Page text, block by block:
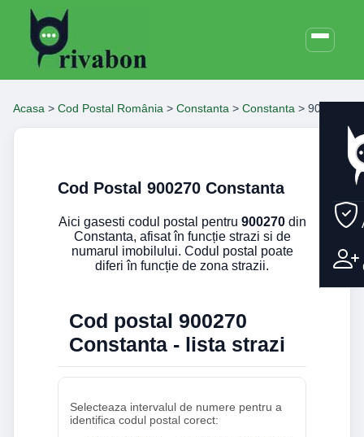
Acasa > Cod Postal România > Constanta > Constanta > 900270
Cod Postal 900270 Constanta
Aici gasesti codul postal pentru 900270din
Constanta, afisat în funcție strazi si de
numarul imobilului. Codul postal poate
diferi în funcție de zona strazii.
Cod postal 900270
Constanta - lista strazi
Selecteaza intervalul de numere pentru a
identifica codul postal corect: